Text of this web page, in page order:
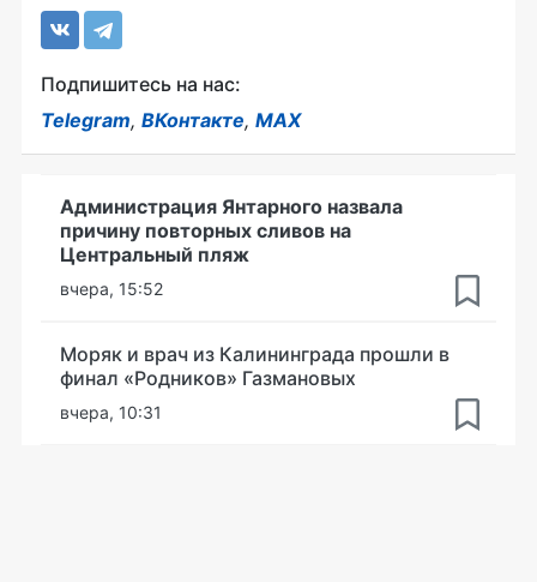
Подпишитесь на нас:
Telegram, ВКонтакте, MAX
Администрация Янтарного назвала
причину повторных сливов на
Центральный пляж
вчера, 15:52
Моряк и врач из Калининграда прошли в
финал «Родников» Газмановых
вчера, 10:31